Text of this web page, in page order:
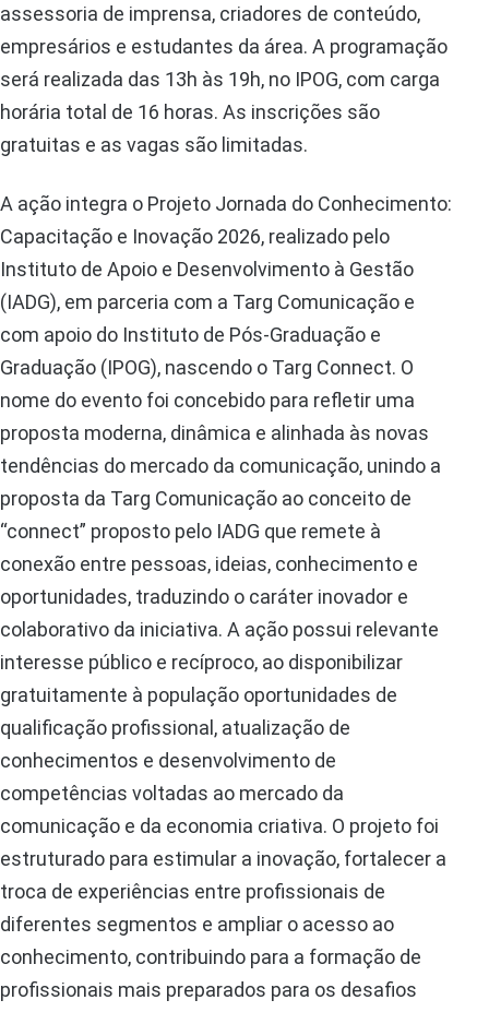
assessoria de imprensa, criadores de conteúdo,
empresários e estudantes da área. A programação
será realizada das 13h às 19h, no IPOG, com carga
horária total de 16 horas. As inscrições são
gratuitas e as vagas são limitadas.
A ação integra o Projeto Jornada do Conhecimento:
Capacitação e Inovação 2026, realizado pelo
Instituto de Apoio e Desenvolvimento à Gestão
(IADG), em parceria com a Targ Comunicação e
com apoio do Instituto de Pós-Graduação e
Graduação (IPOG), nascendo o Targ Connect. O
nome do evento foi concebido para refletir uma
proposta moderna, dinâmica e alinhada às novas
tendências do mercado da comunicação, unindo a
proposta da Targ Comunicação ao conceito de
“connect” proposto pelo IADG que remete à
conexão entre pessoas, ideias, conhecimento e
oportunidades, traduzindo o caráter inovador e
colaborativo da iniciativa. A ação possui relevante
interesse público e recíproco, ao disponibilizar
gratuitamente à população oportunidades de
qualificação profissional, atualização de
conhecimentos e desenvolvimento de
competências voltadas ao mercado da
comunicação e da economia criativa. O projeto foi
estruturado para estimular a inovação, fortalecer a
troca de experiências entre profissionais de
diferentes segmentos e ampliar o acesso ao
conhecimento, contribuindo para a formação de
profissionais mais preparados para os desafios